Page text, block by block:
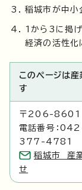
稲城市が中小
1から3に掲
経済の活性化
このページは
す
〒206-8601
電話番号：
377-4781
稲城市 産
せ